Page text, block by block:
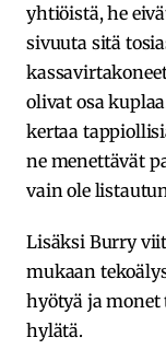
yhtiöistä, he
sivuuta sitä
olivat osa
kertaa
ne menettävät
vain ole
Lisäksi Burry
mukaan
hyötyä ja
hylätä.